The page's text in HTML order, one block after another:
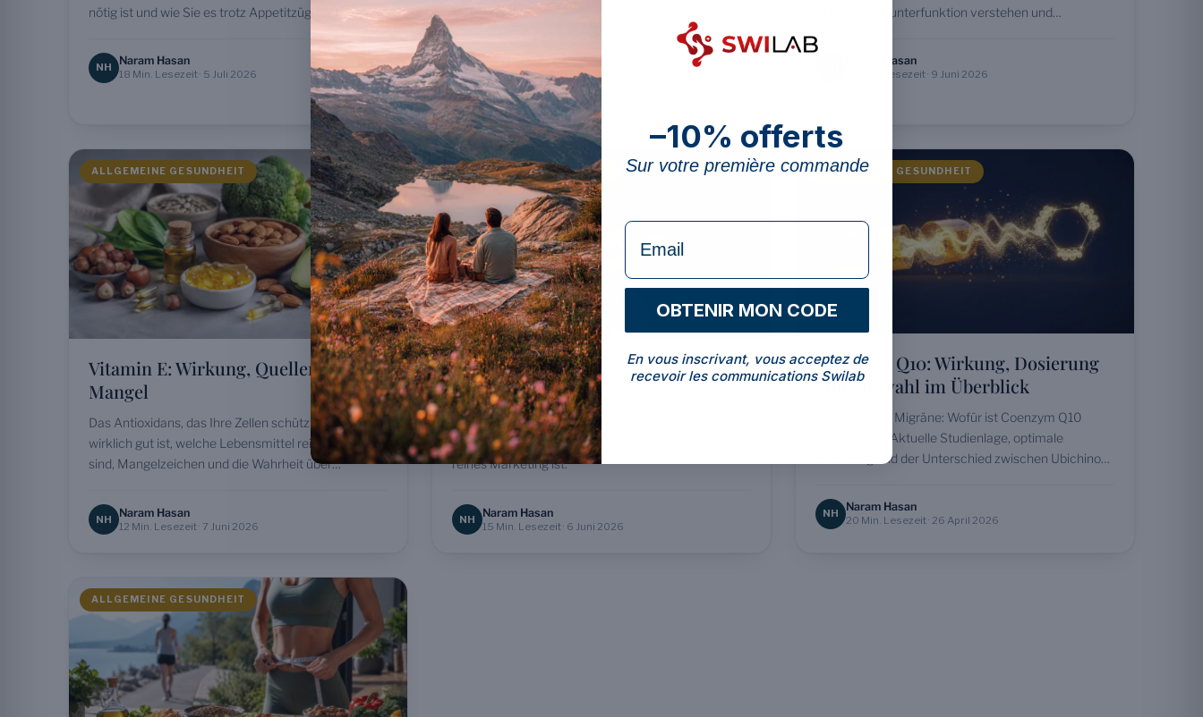
nötig ist und wie Sie es trotz Appetitzügler erreichen.
NH Naram Hasan
18 Min. Lesezeit · 5 Juli 2026
täglichen Gesundheitsvorsorge wurden: was die
Wissenschaft wirklich sagt, ohne Versprechen.
NH Naram Hasan
19 Min. Lesezeit · 30 Juni 2026
Schilddrüsenunterfunktion verstehen und
Naram Hasan
22 Min. Lesezeit · 9 Juni 2026
ALLGEMEINE GESUNDHEIT
Vitamin E: Wirkung, Quellen und
Mangel
Das Antioxidans, das Ihre Zellen schützt: wofür es
wirklich gut ist, welche Lebensmittel reich daran
sind, Mangelzeichen und die Wahrheit über
NH Naram Hasan
12 Min. Lesezeit · 7 Juni 2026
ALLGEMEINE GESUNDHEIT
Wirken Vitamine für die Haare
wirklich?
Biotin, Eisen, Vitamin D: lassen sie Haare wirklich
wachsen? Was die Wissenschaft belegt und was
reines Marketing ist.
NH Naram Hasan
15 Min. Lesezeit · 6 Juni 2026
ALLGEMEINE GESUNDHEIT
Coenzym Q10: Wirkung, Dosierung
und Auswahl im Überblick
Herz, Statine, Migräne: Wofür ist Coenzym Q10
wirklich gut? Aktuelle Studienlage, optimale
Dosierung und der Unterschied zwischen Ubichinon
NH Naram Hasan
20 Min. Lesezeit · 26 April 2026
ALLGEMEINE GESUNDHEIT
–10% offerts
Sur votre première commande
formulaire Email
OBTENIR MON CODE
En vous inscrivant, vous acceptez de
recevoir les communications Swilab